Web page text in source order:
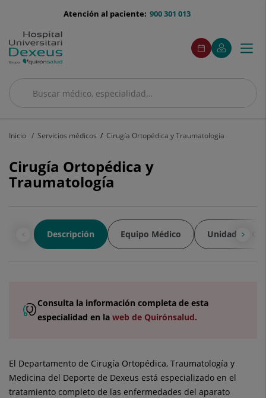
menu-
900 301 013
Atención al paciente:
Buscar
Buscar
menú
acceso
Pedir
cita
Este
enlace
se
una
Mi
Quirónsalud
Este
enlace
se
una
ventana
Menú
Inicio Servicios médicos Cirugía Ortopédica y Traumatología
Cirugía Ortopédica y
Traumatología
Descripción Equipo Médico Unidad de
Consulta la información completa de esta
especialidad en la web de Quirónsalud.
El Departamento de Cirugía Ortopédica, Traumatología y
Medicina del Deporte de Dexeus está especializado en el
tratamiento completo de las enfermedades del aparato